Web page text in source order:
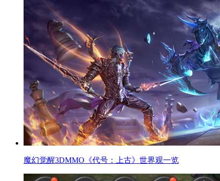
魔幻觉醒3DMMO《代号：上古》世界观一览